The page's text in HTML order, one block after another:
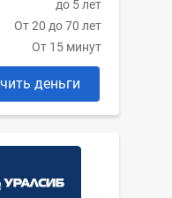
до 5 лет
От 20 до 70 лет
От 15 минут
деньги